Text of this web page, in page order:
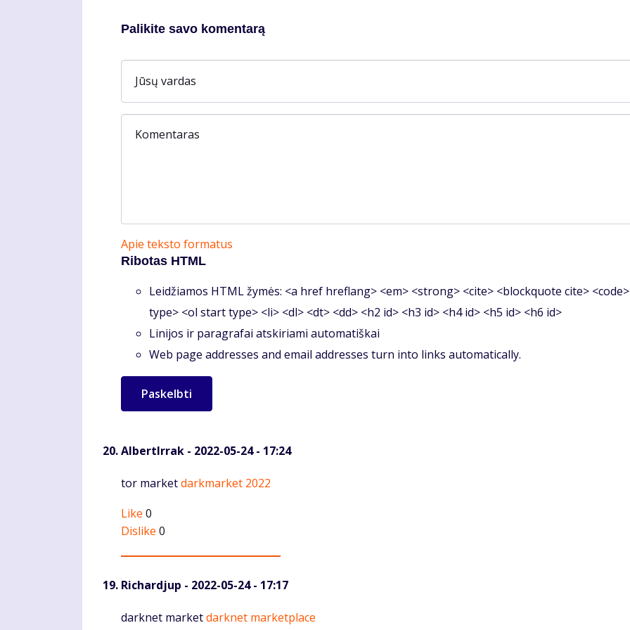
Palikite savo komentarą
Jūsų vardas
Komentaras
Apie teksto formatus
Ribotas HTML
Leidžiamos HTML žymės: <a href hreflang> <em> <strong> <cite> <blockquote cite>
type> <ol start type> <li> <dl> <dt> <dd> <h2 id> <h3 id> <h4 id> <h5 id> <h6 id>
Linijos ir paragrafai atskiriami automatiškai
Web page addresses and email addresses turn into links automatically.
AlbertIrrak - 2022-05-24 - 17:24
Komentaras
tor marketdarkmarket 2022
Like 0
Dislike 0
Richardjup - 2022-05-24 - 17:17
Komentaras
darknet marketdarknet marketplace